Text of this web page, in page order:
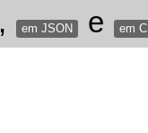
, em JSON e em